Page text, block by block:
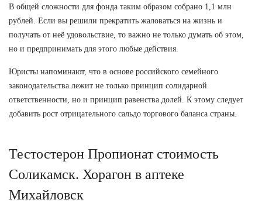
В общей сложности для фонда таким образом собрано 1,1 млн
рублей. Если вы решили прекратить жаловаться на жизнь и
получать от неё удовольствие, то важно не только думать об этом,
но и предпринимать для этого любые действия.
Юристы напоминают, что в основе российского семейного
законодательства лежит не только принцип солидарной
ответственности, но и принцип равенства долей. К этому следует
добавить рост отрицательного сальдо торгового баланса страны.
Тестостерон Пропионат стоимость
Соликамск. Хорагон в аптеке
Михайловск